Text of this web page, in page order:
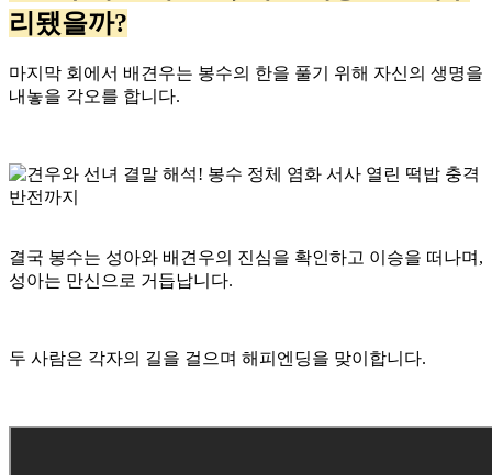
리됐을까?
마지막 회에서 배견우는 봉수의 한을 풀기 위해 자신의 생명을
내놓을 각오를 합니다.
결국 봉수는 성아와 배견우의 진심을 확인하고 이승을 떠나며,
성아는 만신으로 거듭납니다.
두 사람은 각자의 길을 걸으며 해피엔딩을 맞이합니다.